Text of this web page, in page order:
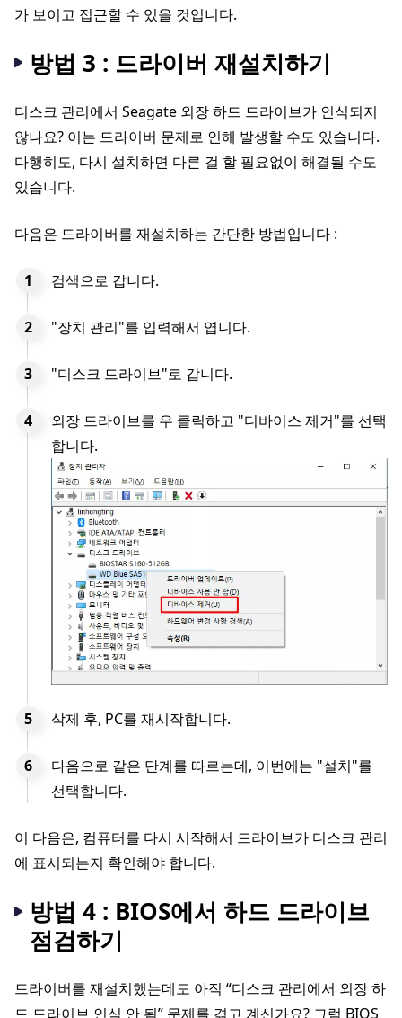
가 보이고 접근할 수 있을 것입니다.
방법 3 : 드라이버 재설치하기
디스크 관리에서 Seagate 외장 하드 드라이브가 인식되지
않나요? 이는 드라이버 문제로 인해 발생할 수도 있습니다.
다행히도, 다시 설치하면 다른 걸 할 필요없이 해결될 수도
있습니다.
다음은 드라이버를 재설치하는 간단한 방법입니다 :
검색으로 갑니다.
"장치 관리"를 입력해서 엽니다.
"디스크 드라이브"로 갑니다.
외장 드라이브를 우 클릭하고 "디바이스 제거"를 선택
합니다.
삭제 후, PC를 재시작합니다.
다음으로 같은 단계를 따르는데, 이번에는 "설치"를
선택합니다.
이 다음은, 컴퓨터를 다시 시작해서 드라이브가 디스크 관리
에 표시되는지 확인해야 합니다.
방법 4 : BIOS에서 하드 드라이브
점검하기
드라이버를 재설치했는데도 아직 “디스크 관리에서 외장 하
드 드라이브 인식 안 됨” 문제를 겪고 계신가요? 그럼 BIOS